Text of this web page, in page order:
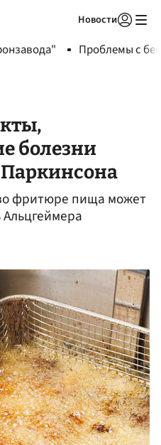
Новости
Проблемы с
болезни
фритюре пища может